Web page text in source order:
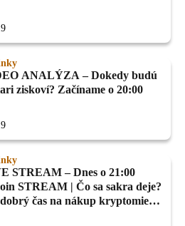
ANALÝZA – Dokedy budú
ziskoví? Začíname o 20:00
STREAM – Dnes o 21:00
STREAM | Čo sa sakra deje?
čas na nákup kryptomien?